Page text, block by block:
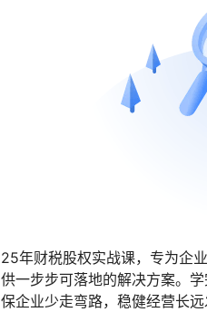
25年财税股权实战课，专为企
供一步步可落地的解决方案。
保企业少走弯路，稳健经营长远